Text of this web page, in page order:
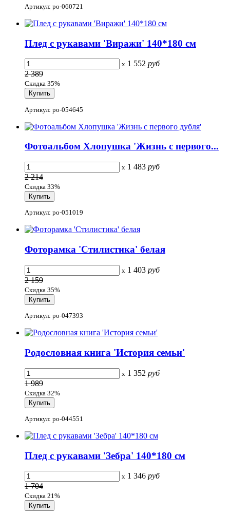
Артикул: po-060721
Плед с рукавами 'Виражи' 140*180 см
x 1 552 руб
2 389
Скидка 35%
Артикул: po-054645
Фотоальбом Хлопушка 'Жизнь с первого...
x 1 483 руб
2 214
Скидка 33%
Артикул: po-051019
Фоторамка 'Стилистика' белая
x 1 403 руб
2 159
Скидка 35%
Артикул: po-047393
Родословная книга 'История семьи'
x 1 352 руб
1 989
Скидка 32%
Артикул: po-044551
Плед с рукавами 'Зебра' 140*180 см
x 1 346 руб
1 704
Скидка 21%